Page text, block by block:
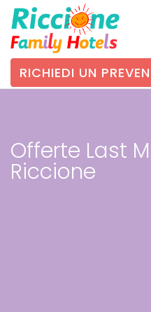
RICHIEDI UN
Offerte Last
Riccione